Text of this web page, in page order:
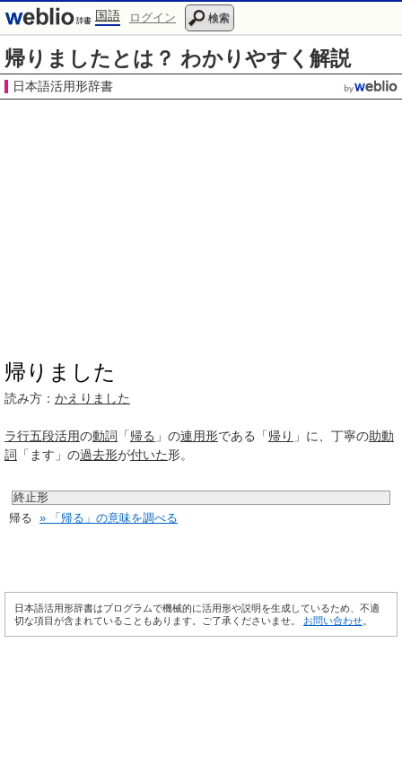
国語 ログイン 検索
帰りましたとは？ わかりやすく解説
日本語活用形辞書
帰りました
読み方： かえりました
ラ行五段活用の動詞 「帰る 」の連用形である「帰り 」に、丁寧の助動
詞 「ます」の過去形が付いた形。
終止形
帰る » 「帰る」の意味を調べる
日本語活用形辞書はプログラムで機械的に活用形や説明を生成しているため、不適
切な項目が含まれていることもあります。ご了承くださいませ。 お問い合わせ